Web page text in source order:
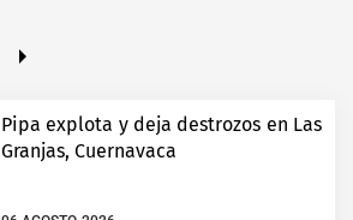
Pipa explota y deja destrozos en Las
Granjas, Cuernavaca